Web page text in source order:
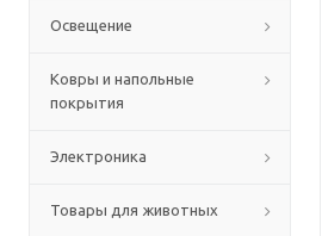
Освещение
Ковры и напольные
покрытия
Электроника
Товары для животных